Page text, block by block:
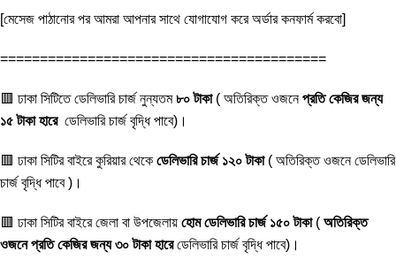
[মেসেজ পাঠানোর পর আমরা আপনার সাথে যোগাযোগ করে অর্ডার কনফার্ম করবো]
=========================================
🟥 ঢাকা সিটিতে ডেলিভারি চার্জ নুন্যতম৮০ টাকা( অতিরিক্ত ওজনেপ্রতি কেজির জন্য
১৫ টাকা হারে ডেলিভারি চার্জ বৃদ্ধি পাবে)।
🟥 ঢাকা সিটির বাইরে কুরিয়ার থেকে ডেলিভারি চার্জ ১২০ টাকা( অতিরিক্ত ওজনে ডেলিভারি
চার্জ বৃদ্ধি পাবে )।
🟥 ঢাকা সিটির বাইরে জেলা বা উপজেলায় হোম ডেলিভারি চার্জ ১৫০ টাকা ( অতিরিক্ত
ওজনে প্রতি কেজির জন্য ৩০ টাকা হারেডেলিভারি চার্জ বৃদ্ধি পাবে)।